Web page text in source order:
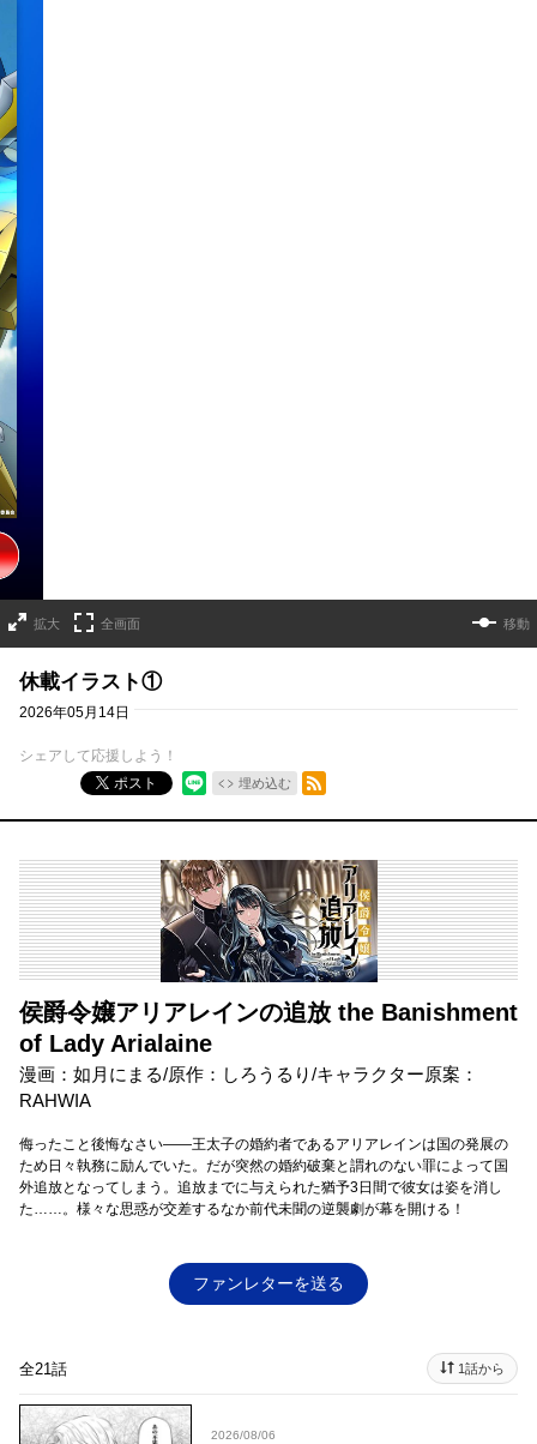
拡大 全画面 移動
休載イラスト①
2026年05月14日
シェアして応援しよう！
ポスト
埋め込む
RSSフィード
侯爵令嬢アリアレインの追放 the Banishment
of Lady Arialaine
漫画：如月にまる/原作：しろうるり/キャラクター原案：
RAHWIA
侮ったこと後悔なさい――王太子の婚約者であるアリアレインは国の発展の
ため日々執務に励んでいた。だが突然の婚約破棄と謂れのない罪によって国
外追放となってしまう。追放までに与えられた猶予3日間で彼女は姿を消し
た……。様々な思惑が交差するなか前代未聞の逆襲劇が幕を開ける！
ファンレターを送る
全21話 1話から
2026/08/06